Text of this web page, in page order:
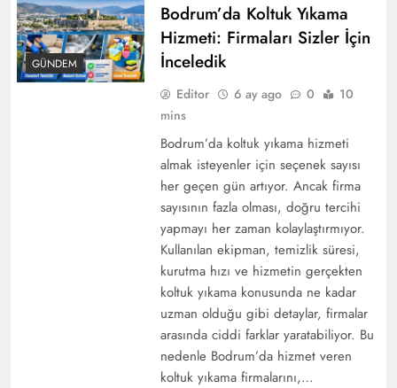
GÜNDEM
Bodrum’da Koltuk Yıkama
Hizmeti: Firmaları Sizler İçin
İnceledik
Editor 6 ay ago 0
10
mins
Bodrum’da koltuk yıkama hizmeti
almak isteyenler için seçenek sayısı
her geçen gün artıyor. Ancak firma
sayısının fazla olması, doğru tercihi
yapmayı her zaman kolaylaştırmıyor.
Kullanılan ekipman, temizlik süresi,
kurutma hızı ve hizmetin gerçekten
koltuk yıkama konusunda ne kadar
uzman olduğu gibi detaylar, firmalar
arasında ciddi farklar yaratabiliyor. Bu
nedenle Bodrum’da hizmet veren
koltuk yıkama firmalarını,…